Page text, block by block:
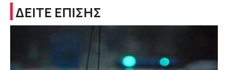
ΔΕΙΤΕ ΕΠΙΣΗΣ